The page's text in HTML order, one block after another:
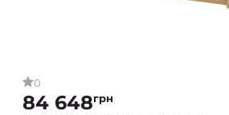
0
84 648грн